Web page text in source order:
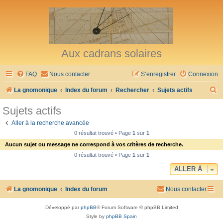
Aux cadrans solaires
FAQ Nous contacter Connexion
S’enregistrer
La gnomonique Index du forum Rechercher Sujets actifs
h
Sujets actifs
Aller à la recherche avancée
0 résultat trouvé • Page 1sur 1
Aucun sujet ou message ne correspond à vos critères de recherche.
0 résultat trouvé • Page 1sur 1
ALLER À
La gnomonique Index du forum Nous contacter
Développé parphpBB® Forum Software © phpBB Limited
Style by phpBB Spain